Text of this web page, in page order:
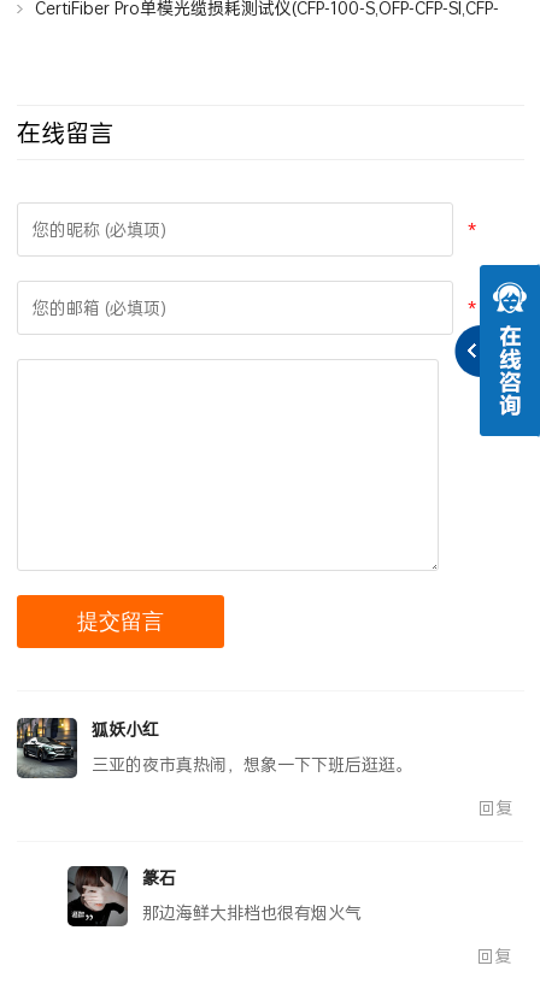
CertiFiber Pro单模光缆损耗测试仪(CFP-100-S,OFP-CFP-SI,CFP-
在线留言
*
*
狐妖小红
三亚的夜市真热闹，想象一下下班后逛逛。
回复
篆石
那边海鲜大排档也很有烟火气
回复